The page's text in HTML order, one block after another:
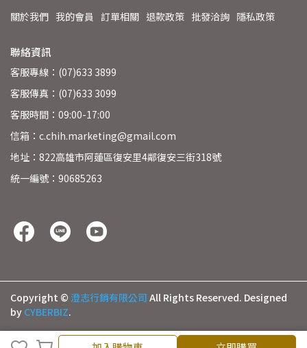
關於我們 我的會員 訂單相關 退款政策 批發洽詢 隱私政策
聯絡資訊
客服專線：(07)633 3899
客服傳真：(07)633 3099
客服時間：09:00-17:00
信箱：c.chih.marketing@gmail.com
地址：822高雄市阿蓮區復安里4鄰復安三街318號
統一編號：90685263
Copyright © 澄志行銷有限公司 All Rights Reserved. Designed
by CYBERBIZ.